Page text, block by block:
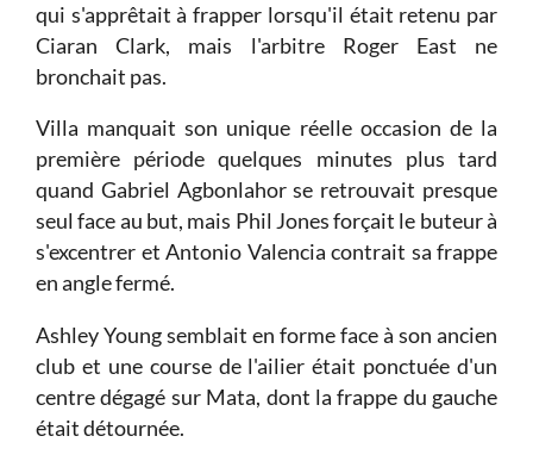
qui s'apprêtait à frapper lorsqu'il était retenu par
Ciaran Clark, mais l'arbitre Roger East ne
bronchait pas.
Villa manquait son unique réelle occasion de la
première période quelques minutes plus tard
quand Gabriel Agbonlahor se retrouvait presque
seul face au but, mais Phil Jones forçait le buteur à
s'excentrer et Antonio Valencia contrait sa frappe
en angle fermé.
Ashley Young semblait en forme face à son ancien
club et une course de l'ailier était ponctuée d'un
centre dégagé sur Mata, dont la frappe du gauche
était détournée.